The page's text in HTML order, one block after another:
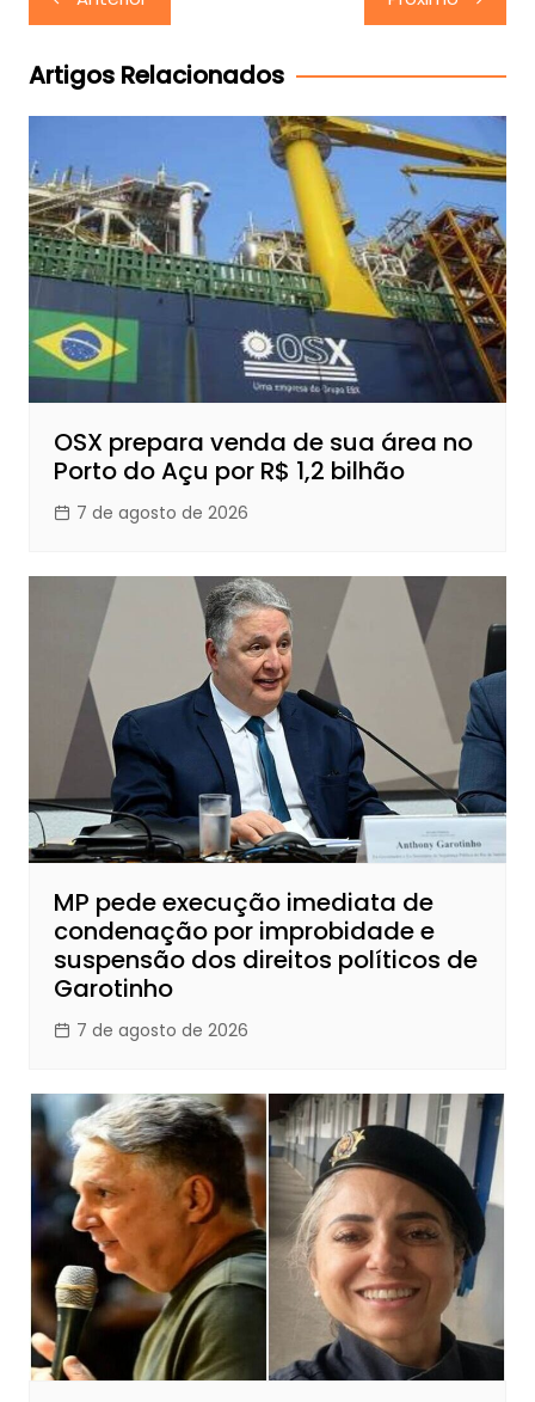
de
Post
Artigos Relacionados
OSX prepara venda de sua área no
Porto do Açu por R$ 1,2 bilhão
7 de agosto de 2026
MP pede execução imediata de
condenação por improbidade e
suspensão dos direitos políticos de
Garotinho
7 de agosto de 2026